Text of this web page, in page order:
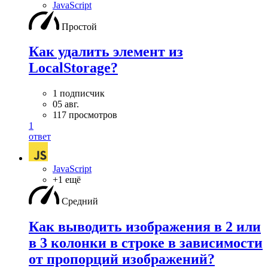
JavaScript
Простой
Как удалить элемент из
LocalStorage?
1 подписчик
05 авг.
117 просмотров
1
ответ
JavaScript
+1 ещё
Средний
Как выводить изображения в 2 или
в 3 колонки в строке в зависимости
от пропорций изображений?